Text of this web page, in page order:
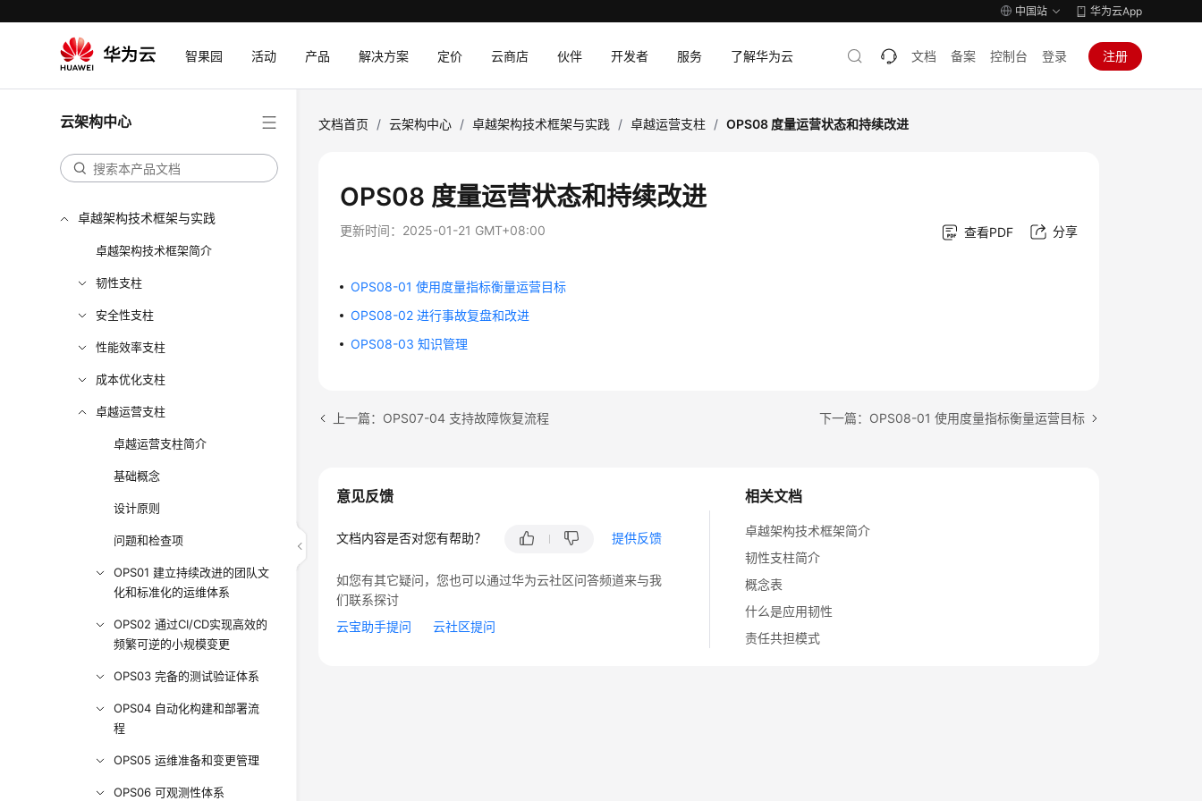
中国站 华为云App
智果园 活动 产品 解决方案 定价 云商店 伙伴 开发者 服务 了解华为云 文档 备案 控制台 登录 注册
云架构中心
卓越架构技术框架与实践
卓越架构技术框架简介
韧性支柱
安全性支柱
性能效率支柱
成本优化支柱
卓越运营支柱
卓越运营支柱简介
基础概念
设计原则
问题和检查项
OPS01 建立持续改进的团队文
化和标准化的运维体系
OPS02 通过CI/CD实现高效的
频繁可逆的小规模变更
OPS03 完备的测试验证体系
OPS04 自动化构建和部署流
程
OPS05 运维准备和变更管理
OPS06 可观测性体系
文档首页 / 云架构中心 / 卓越架构技术框架与实践 / 卓越运营支柱 / OPS08 度量运营状态和持续改进
OPS08 度量运营状态和持续改进
更新时间： 2025-01-21 GMT+08:00 查看PDF 分享
OPS08-01 使用度量指标衡量运营目标
OPS08-02 进行事故复盘和改进
OPS08-03 知识管理
上一篇：OPS07-04 支持故障恢复流程 下一篇：OPS08-01 使用度量指标衡量运营目标
相关文档
卓越架构技术框架简介
韧性支柱简介
概念表
什么是应用韧性
责任共担模式
意见反馈
文档内容是否对您有帮助？ 提供反馈
如您有其它疑问，您也可以通过华为云社区问答频道来与我
们联系探讨
云宝助手提问
云社区提问